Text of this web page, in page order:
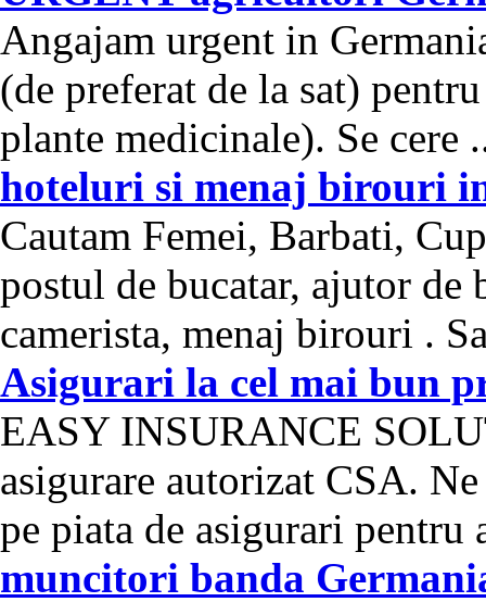
Angajam urgent in
(de preferat de la sat)
plante medicinale). Se cere
hoteluri si menaj birouri
Cautam Femei, Barbati,
postul de bucatar, ajutor de
camerista, menaj birouri .
Asigurari la cel mai bun
EASY INSURANCE
asigurare autorizat CSA.
pe piata de asigurari pentru
muncitori banda